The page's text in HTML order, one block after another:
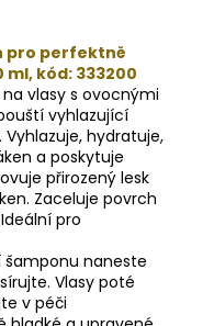
pro perfektně
kód: 333200
vlasy s ovocnými
vyhlazující
hydratuje,
a poskytuje
přirozený lesk
Zaceluje povrch
pro
šamponu naneste
Vlasy poté
v péči